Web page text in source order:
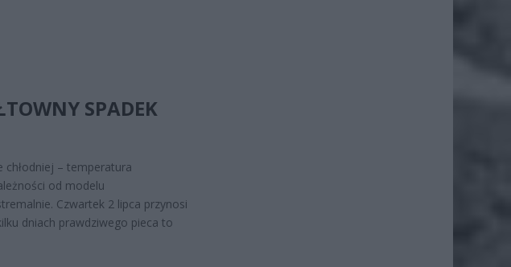
SPADEK
chłodniej – temperatura
od modelu
Czwartek 2 lipca przynosi
dniach prawdziwego pieca to